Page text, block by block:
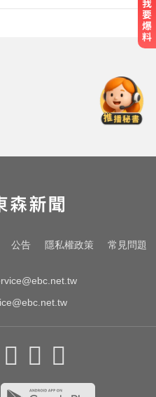
人真的來了！
曝
休旅「打橫匝
公告 隱私權政策 常見問題